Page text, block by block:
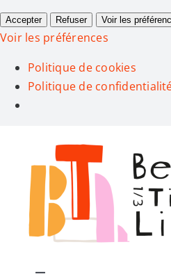
Accepter Refuser Voir les
Voir les préférences
Politique de cookies
Politique de
contenu